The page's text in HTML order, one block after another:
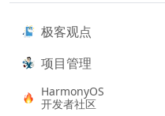
极客观点
项目管理
HarmonyOS
开发者社区